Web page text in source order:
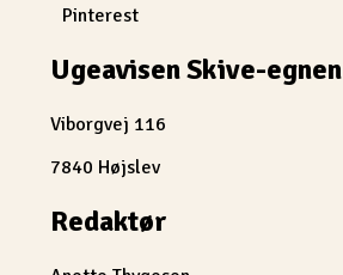
Pinterest
Ugeavisen Skive-egnen
Viborgvej 116
7840 Højslev
Redaktør